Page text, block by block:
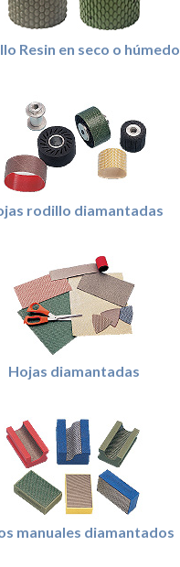
Resin en seco o húmedo
rodillo diamantadas
Hojas diamantadas
manuales diamantados